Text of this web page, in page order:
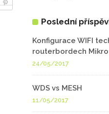
Poslední
Konfigurace WIFI
routerbordech
24/05/2017
WDS vs MESH
11/05/2017